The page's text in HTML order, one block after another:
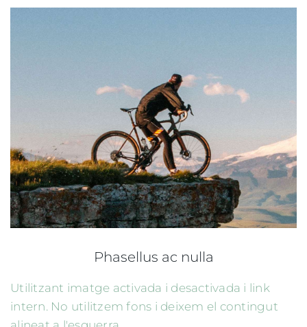
Phasellus ac nulla
Utilitzant imatge activada i desactivada i link
intern. No utilitzem fons i deixem el contingut